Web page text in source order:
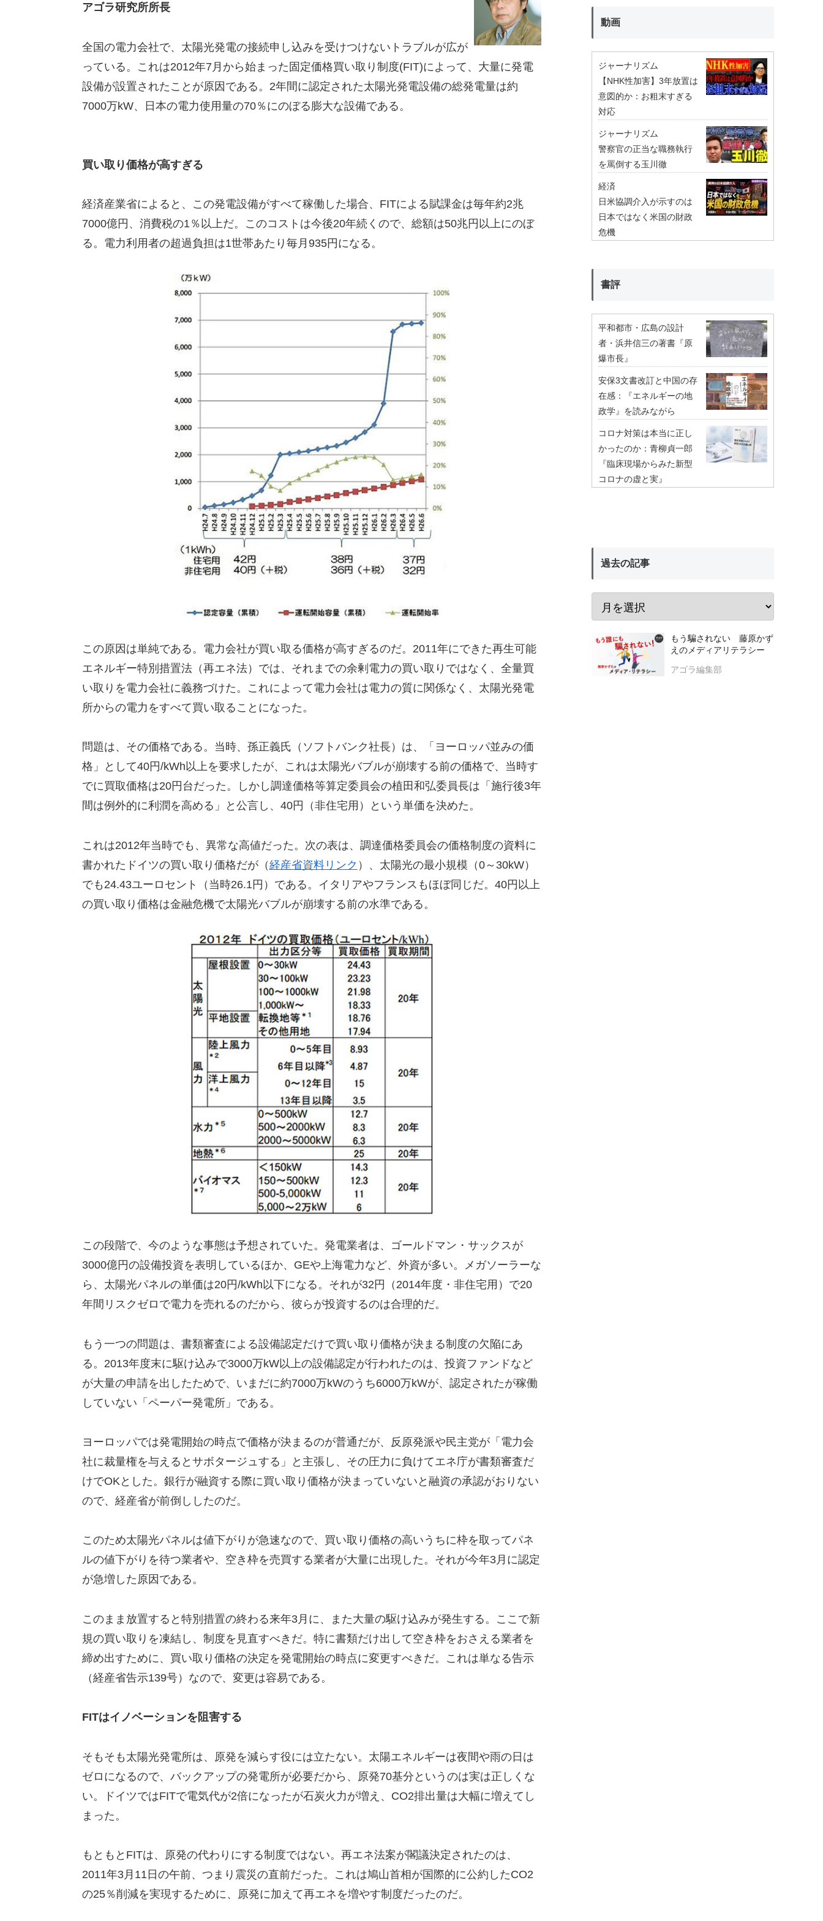
アゴラ研究所所長
全国の電力会社で、太陽光発電の接続申し込みを受けつけないトラブルが広が
っている。これは2012年7月から始まった固定価格買い取り制度(FIT)によって、大量に発電
設備が設置されたことが原因である。2年間に認定された太陽光発電設備の総発電量は約
7000万kW、日本の電力使用量の70％にのぼる膨大な設備である。
買い取り価格が高すぎる
経済産業省によると、この発電設備がすべて稼働した場合、FITによる賦課金は毎年約2兆
7000億円、消費税の1％以上だ。このコストは今後20年続くので、総額は50兆円以上にのぼ
る。電力利用者の超過負担は1世帯あたり毎月935円になる。
この原因は単純である。電力会社が買い取る価格が高すぎるのだ。2011年にできた再生可能
エネルギー特別措置法（再エネ法）では、それまでの余剰電力の買い取りではなく、全量買
い取りを電力会社に義務づけた。これによって電力会社は電力の質に関係なく、太陽光発電
所からの電力をすべて買い取ることになった。
問題は、その価格である。当時、孫正義氏（ソフトバンク社長）は、「ヨーロッパ並みの価
格」として40円/kWh以上を要求したが、これは太陽光バブルが崩壊する前の価格で、当時す
でに買取価格は20円台だった。しかし調達価格等算定委員会の植田和弘委員長は「施行後3年
間は例外的に利潤を高める」と公言し、40円（非住宅用）という単価を決めた。
これは2012年当時でも、異常な高値だった。次の表は、調達価格委員会の価格制度の資料に
書かれたドイツの買い取り価格だが（経産省資料リンク ）、太陽光の最小規模（0～30kW）
でも24.43ユーロセント（当時26.1円）である。イタリアやフランスもほぼ同じだ。40円以上
の買い取り価格は金融危機で太陽光バブルが崩壊する前の水準である。
この段階で、今のような事態は予想されていた。発電業者は、ゴールドマン・サックスが
3000億円の設備投資を表明しているほか、GEや上海電力など、外資が多い。メガソーラーな
ら、太陽光パネルの単価は20円/kWh以下になる。それが32円（2014年度・非住宅用）で20
年間リスクゼロで電力を売れるのだから、彼らが投資するのは合理的だ。
もう一つの問題は、書類審査による設備認定だけで買い取り価格が決まる制度の欠陥にあ
る。2013年度末に駆け込みで3000万kW以上の設備認定が行われたのは、投資ファンドなど
が大量の申請を出したためで、いまだに約7000万kWのうち6000万kWが、認定されたが稼働
していない「ペーパー発電所」である。
ヨーロッパでは発電開始の時点で価格が決まるのが普通だが、反原発派や民主党が「電力会
社に裁量権を与えるとサボタージュする」と主張し、その圧力に負けてエネ庁が書類審査だ
けでOKとした。銀行が融資する際に買い取り価格が決まっていないと融資の承認がおりない
ので、経産省が前倒ししたのだ。
このため太陽光パネルは値下がりが急速なので、買い取り価格の高いうちに枠を取ってパネ
ルの値下がりを待つ業者や、空き枠を売買する業者が大量に出現した。それが今年3月に認定
が急増した原因である。
このまま放置すると特別措置の終わる来年3月に、また大量の駆け込みが発生する。ここで新
規の買い取りを凍結し、制度を見直すべきだ。特に書類だけ出して空き枠をおさえる業者を
締め出すために、買い取り価格の決定を発電開始の時点に変更すべきだ。これは単なる告示
（経産省告示139号）なので、変更は容易である。
FITはイノベーションを阻害する
そもそも太陽光発電所は、原発を減らす役には立たない。太陽エネルギーは夜間や雨の日は
ゼロになるので、バックアップの発電所が必要だから、原発70基分というのは実は正しくな
い。ドイツではFITで電気代が2倍になったが石炭火力が増え、CO2排出量は大幅に増えてし
まった。
もともとFITは、原発の代わりにする制度ではない。再エネ法案が閣議決定されたのは、
2011年3月11日の午前、つまり震災の直前だった。これは鳩山首相が国際的に公約したCO2
の25％削減を実現するために、原発に加えて再エネを増やす制度だったのだ。
動画
ジャーナリズム
【NHK性加害】3年放置は
意図的か：お粗末すぎる
対応
ジャーナリズム
警察官の正当な職務執行
を罵倒する玉川徹
経済
日米協調介入が示すのは
日本ではなく米国の財政
危機
書評
平和都市・広島の設計
者・浜井信三の著書『原
爆市長』
安保3文書改訂と中国の存
在感：『エネルギーの地
政学』を読みながら
コロナ対策は本当に正し
かったのか：青柳貞一郎
『臨床現場からみた新型
コロナの虚と実』
過去の記事
もう騙されない 藤原かず
えのメディアリテラシー
アゴラ編集部